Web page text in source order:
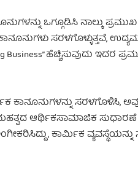
ಒಗ್ಗೂಡಿಸಿ ನಾಲ್ಕು
ಸರಳಗೊಳ್ಳುತ್ತವೆ,
Business” ಹೆಚ್ಚಿಸುವುದು ಇದರ
ಕಾನೂನುಗಳನ್ನು ಸರಳಗೊಳಿಸಿ,
ಆರ್ಥಿಕಸಾಮಾಜಿಕ ಸುಧಾರಣೆ
ಕಾರ್ಮಿಕ